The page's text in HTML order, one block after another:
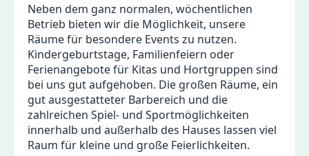
Neben dem ganz normalen, wöchentlichen
Betrieb bieten wir die Möglichkeit, unsere
Räume für besondere Events zu nutzen.
Kindergeburtstage, Familienfeiern oder
Ferienangebote für Kitas und Hortgruppen sind
bei uns gut aufgehoben. Die großen Räume, ein
gut ausgestatteter Barbereich und die
zahlreichen Spiel- und Sportmöglichkeiten
innerhalb und außerhalb des Hauses lassen viel
Raum für kleine und große Feierlichkeiten.